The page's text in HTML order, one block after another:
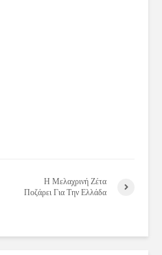
Η Μελαχρινή Ζέτα
Ποζάρει Για Την Ελλάδα